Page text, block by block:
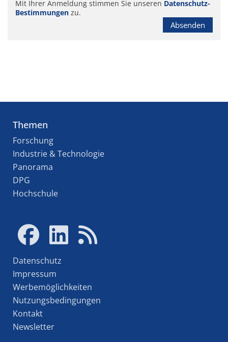
Mit Ihrer Anmeldung stimmen Sie unseren Datenschutz-
Bestimmungen zu.
Absenden
Themen
Forschung
Industrie & Technologie
Panorama
DPG
Hochschule
Datenschutz
Impressum
Werbemöglichkeiten
Nutzungsbedingungen
Kontakt
Newsletter